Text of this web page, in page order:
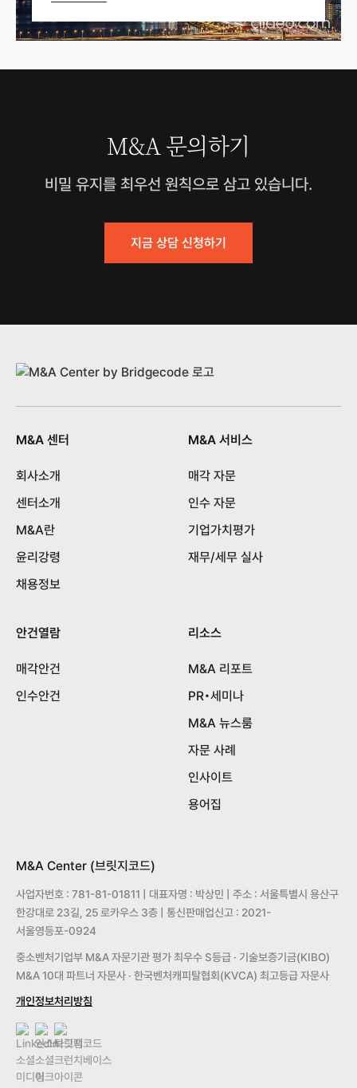
M&A 문의하기
비밀 유지를 최우선 원칙으로 삼고 있습니다.
지금 상담 신청하기
M&A 센터
회사소개
센터소개
M&A란
윤리강령
채용정보
M&A 서비스
매각 자문
인수 자문
기업가치평가
재무/세무 실사
안건열람
매각안건
인수안건
리소스
M&A 리포트
PR•세미나
M&A 뉴스룸
자문 사례
인사이트
용어집
M&A Center (브릿지코드)
사업자번호 : 781-81-01811 | 대표자명 : 박상민 | 주소 : 서울특별시 용산구
한강대로 23길, 25 로카우스 3층 | 통신판매업신고 : 2021-
서울영등포-0924
중소벤처기업부 M&A 자문기관 평가 최우수 S등급 · 기술보증기금(KIBO)
M&A 10대 파트너 자문사 · 한국벤처캐피탈협회(KVCA) 최고등급 자문사
개인정보처리방침